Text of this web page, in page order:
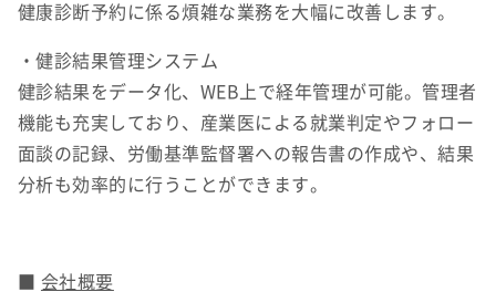
健康診断予約に係る煩雑な業務を大幅に改善します。
・健診結果管理システム
健診結果をデータ化、WEB上で経年管理が可能。管理者
機能も充実しており、産業医による就業判定やフォロー
面談の記録、労働基準監督署への報告書の作成や、結果
分析も効率的に行うことができます。
会社概要